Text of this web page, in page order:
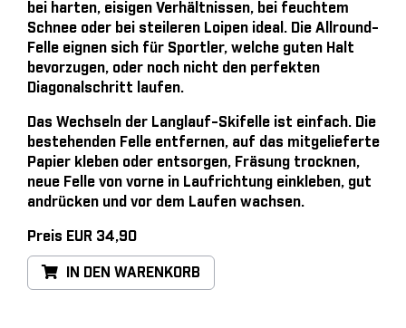
bei harten, eisigen Verhältnissen, bei feuchtem
Schnee oder bei steileren Loipen ideal. Die Allround-
Felle eignen sich für Sportler, welche guten Halt
bevorzugen, oder noch nicht den perfekten
Diagonalschritt laufen.
Das Wechseln der Langlauf-Skifelle ist einfach. Die
bestehenden Felle entfernen, auf das mitgelieferte
Papier kleben oder entsorgen, Fräsung trocknen,
neue Felle von vorne in Laufrichtung einkleben, gut
andrücken und vor dem Laufen wachsen.
Preis EUR 34,90
IN DEN WARENKORB